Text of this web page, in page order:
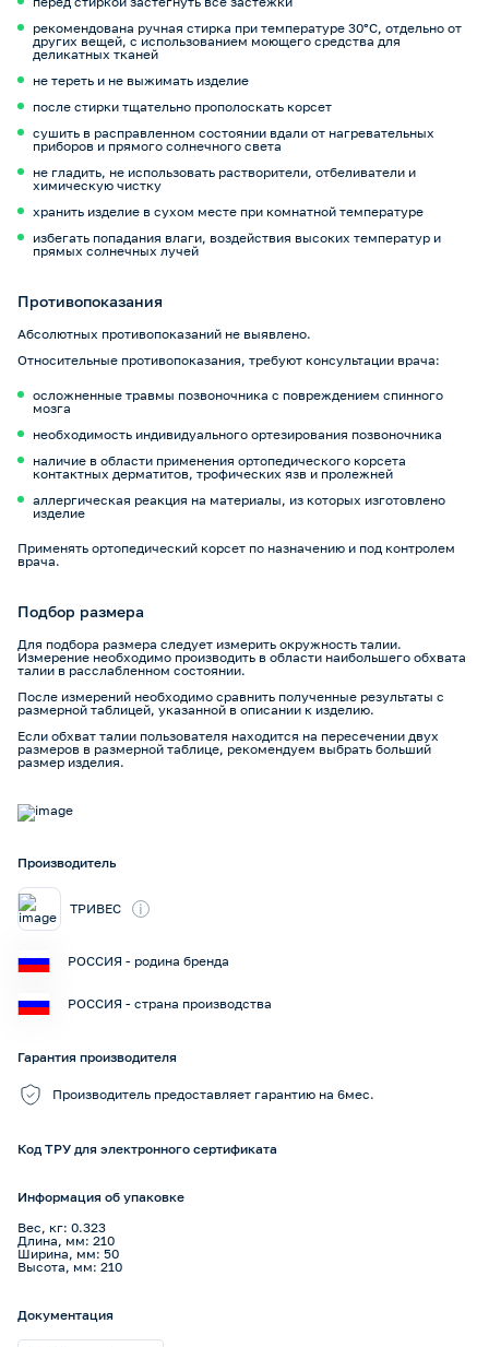
рекомендована ручная стирка при температуре 30°C, отдельно от
других вещей, с использованием моющего средства для
деликатных тканей
не тереть и не выжимать изделие
после стирки тщательно прополоскать корсет
сушить в расправленном состоянии вдали от нагревательных
приборов и прямого солнечного света
не гладить, не использовать растворители, отбеливатели и
химическую чистку
хранить изделие в сухом месте при комнатной температуре
избегать попадания влаги, воздействия высоких температур и
прямых солнечных лучей
Противопоказания
Абсолютных противопоказаний не выявлено.
Относительные противопоказания, требуют консультации врача:
осложненные травмы позвоночника с повреждением спинного
мозга
необходимость индивидуального ортезирования позвоночника
наличие в области применения ортопедического корсета
контактных дерматитов, трофических язв и пролежней
аллергическая реакция на материалы, из которых изготовлено
изделие
Применять ортопедический корсет по назначению и под контролем
врача.
Подбор размера
Для подбора размера следует измерить окружность талии.
Измерение необходимо производить в области наибольшего обхвата
талии в расслабленном состоянии.
После измерений необходимо сравнить полученные результаты с
размерной таблицей, указанной в описании к изделию.
Если обхват талии пользователя находится на пересечении двух
размеров в размерной таблице, рекомендуем выбрать больший
размер изделия.
Производитель
ТРИВЕС i
РОССИЯ - родина бренда
РОССИЯ - страна производства
Гарантия производителя
Производитель предоставляет гарантию на 6мес.
Код ТРУ для электронного сертификата
Информация об упаковке
Вес, кг: 0.323
Длина, мм: 210
Ширина, мм: 50
Высота, мм: 210
Документация